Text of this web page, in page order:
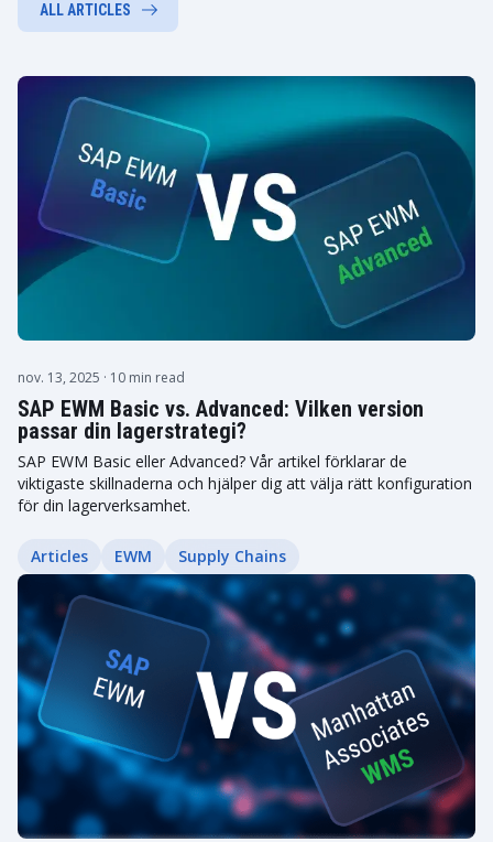
ALL ARTICLES
nov. 13, 2025 · 10 min read
SAP EWM Basic vs. Advanced: Vilken version
passar din lagerstrategi?
SAP EWM Basic eller Advanced? Vår artikel förklarar de
viktigaste skillnaderna och hjälper dig att välja rätt konfiguration
för din lagerverksamhet.
Articles EWM Supply Chains